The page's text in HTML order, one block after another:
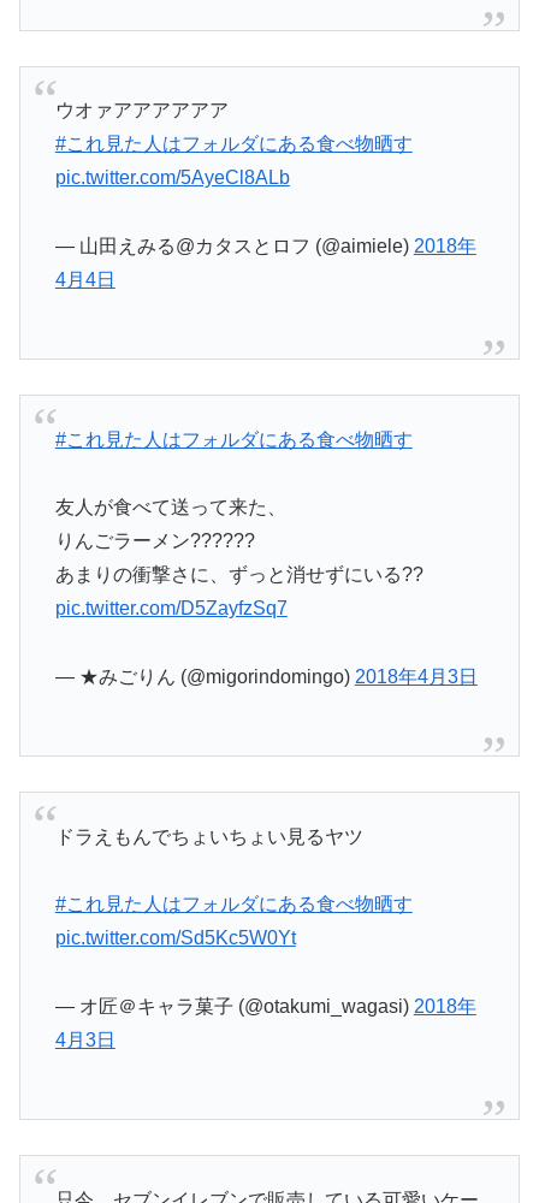
ウオァアアアアアア
#これ見た人はフォルダにある食べ物晒す
pic.twitter.com/5AyeCl8ALb
— 山田えみる@カタスとロフ (@aimiele) 2018年
4月4日
#これ見た人はフォルダにある食べ物晒す
友人が食べて送って来た、
りんごラーメン??????
あまりの衝撃さに、ずっと消せずにいる??
pic.twitter.com/D5ZayfzSq7
— ★みごりん (@migorindomingo) 2018年4月3日
ドラえもんでちょいちょい見るヤツ
#これ見た人はフォルダにある食べ物晒す
pic.twitter.com/Sd5Kc5W0Yt
— オ匠＠キャラ菓子 (@otakumi_wagasi) 2018年
4月3日